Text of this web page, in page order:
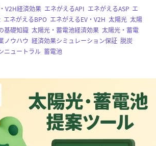
V2H経済効果 エネがえるAPI エネがえるASP エ
エネがえるBPO エネがえるEV・V2H ,太陽光 ,太陽
基礎知識 ,太陽光・蓄電池経済効果 ,太陽光・蓄電
ノウハウ ,経済効果シミュレーション保証 ,脱炭
ニュートラル ,蓄電池